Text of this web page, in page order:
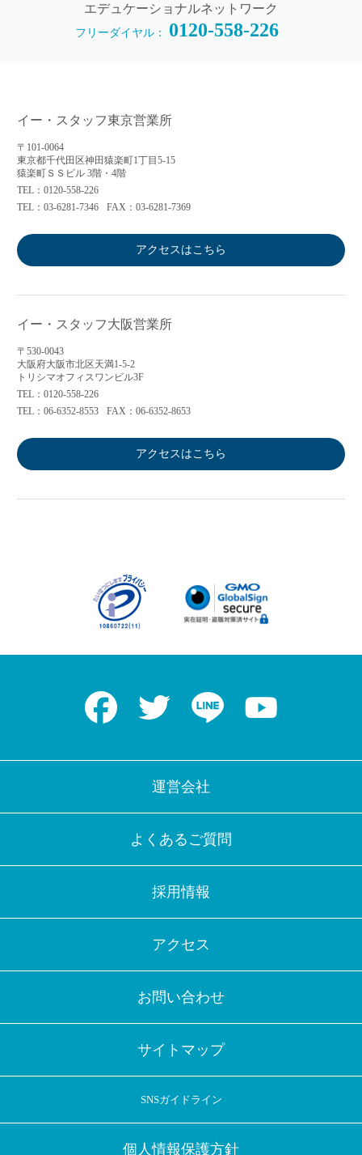
エデュケーショナルネットワーク
フリーダイヤル： 0120-558-226
イー・スタッフ東京営業所
〒101-0064
東京都千代田区神田猿楽町1丁目5-15
猿楽町ＳＳビル 3階・4階
TEL：0120-558-226
TEL：03-6281-7346
FAX：03-6281-7369
アクセスはこちら
イー・スタッフ大阪営業所
〒530-0043
大阪府大阪市北区天満1-5-2
トリシマオフィスワンビル3F
TEL：0120-558-226
TEL：06-6352-8553
FAX：06-6352-8653
アクセスはこちら
Facebook Twitter LINE
運営会社
よくあるご質問
採用情報
アクセス
お問い合わせ
サイトマップ
SNSガイドライン
個人情報保護方針